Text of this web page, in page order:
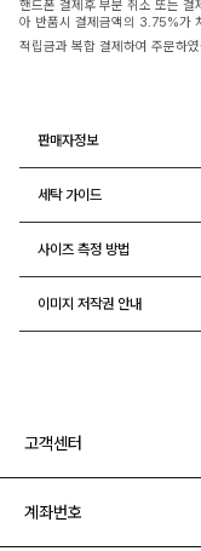
핸드폰 결제후 부분 취소 또는
아 반품시 결제금액의 3.75%가
적립금과 복합 결제하여 주문하
판매자정보
세탁 가이드
사이즈 측정 방법
이미지 저작권 안내
고객센터
계좌번호